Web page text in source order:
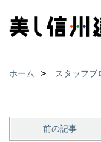
ホーム スタッフブ
前の記事